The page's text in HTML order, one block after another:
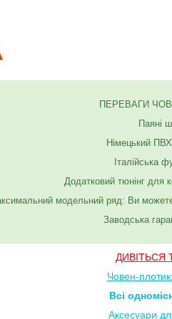
ПЕРЕВАГИ
Паяні
Німецький
Італійська
Додатковий тюнінг для
модельний ряд: Ви можете
Заводська
ДИВІТЬСЯ
Човен-
Всі
Аксесуари